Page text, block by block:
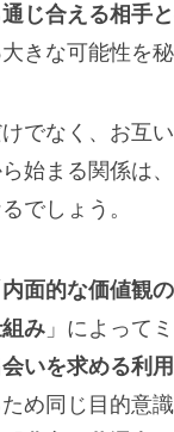
じ合える相手
大きな可能性を
でなく、お互
始まる関係は
でしょう。
内面的な価値観
み 」によって
いを求める利
ため同じ目的意